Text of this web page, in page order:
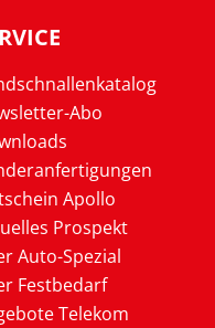
Abo
Apollo
Prospekt
Auto-Spezial
Festbedarf
Telekom